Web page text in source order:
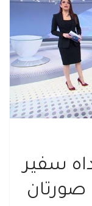
أهداه سفير
صورتان